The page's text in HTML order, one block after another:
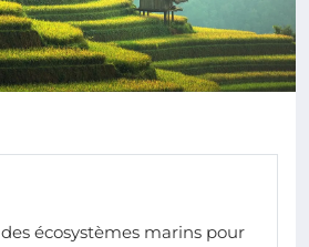
des écosystèmes marins pour